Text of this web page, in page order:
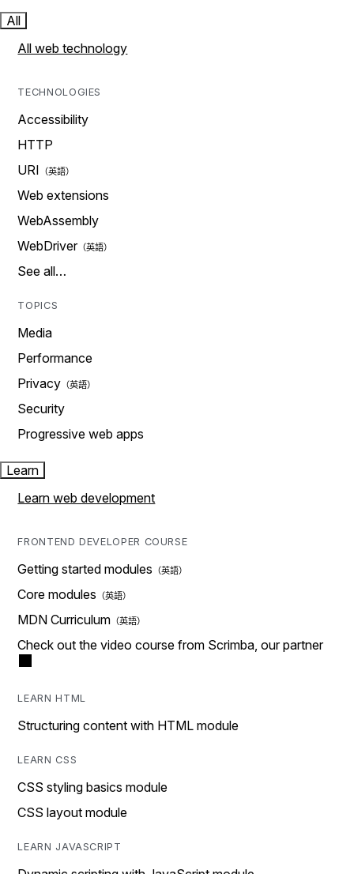
All
All web technology
TECHNOLOGIES
Accessibility
HTTP
URI
Web extensions
WebAssembly
WebDriver
See all…
TOPICS
Media
Performance
Privacy
Security
Progressive web apps
Learn
Learn web development
FRONTEND DEVELOPER COURSE
Getting started modules
Core modules
MDN Curriculum
Check out the video course from Scrimba, our partner
LEARN HTML
Structuring content with HTML module
LEARN CSS
CSS styling basics module
CSS layout module
LEARN JAVASCRIPT